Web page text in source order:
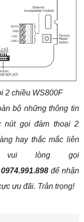
2 chiều WS800F
bộ những thông tin
nút gọi đàm thoại 2
hay thắc mắc liên
vui lòng gọi
để nhận
ưu đãi. Trân trọng!